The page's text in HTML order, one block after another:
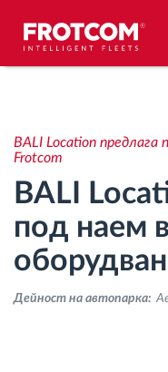
Анализ на стила
Наблюдение на
Управление на
BALI Location предлага
Frotcom
BALI
под наем
Дейност на автопарка: